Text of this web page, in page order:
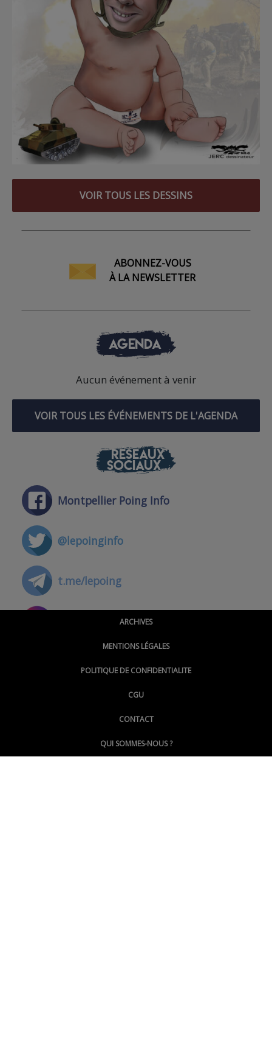
VOIR TOUS LES DESSINS
ABONNEZ-VOUS
À LA NEWSLETTER
AGENDA
Aucun événement à venir
VOIR TOUS LES ÉVÉNEMENTS DE L'AGENDA
RÉSEAUX
SOCIAUX
Montpellier Poing Info
@lepoinginfo
t.me/lepoing
@montpellierpoinginfo
@LePoingMontpellier
ARCHIVES
MENTIONS LÉGALES
POLITIQUE DE CONFIDENTIALITE
CGU
CONTACT
QUI SOMMES-NOUS ?